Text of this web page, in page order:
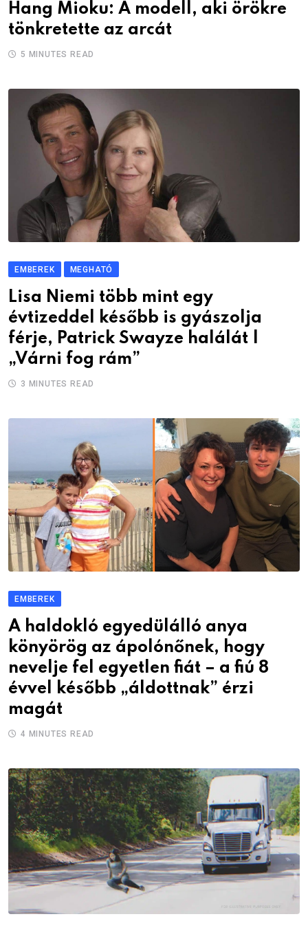
Hang Mioku: A modell, aki örökre
tönkretette az arcát
5 MINUTES READ
EMBEREK MEGHATÓ
Lisa Niemi több mint egy
évtizeddel később is gyászolja
férje, Patrick Swayze halálát |
„Várni fog rám”
3 MINUTES READ
EMBEREK
A haldokló egyedülálló anya
könyörög az ápolónőnek, hogy
nevelje fel egyetlen fiát – a fiú 8
évvel később „áldottnak” érzi
magát
4 MINUTES READ